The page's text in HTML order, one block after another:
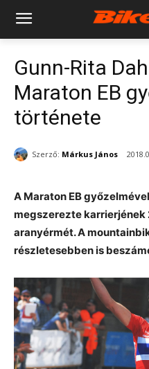
Gunn-Rita
Maraton EB
története
Szerző: Márkus János
A Maraton EB
megszerezte
aranyérmét. A
részletesebben is